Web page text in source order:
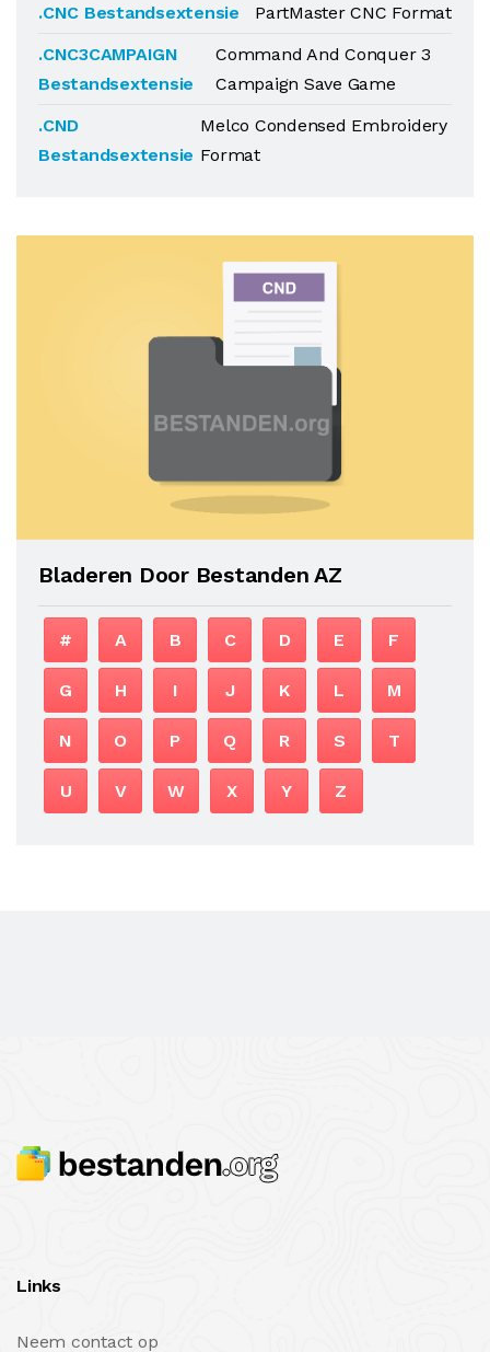
.CNC Bestandsextensie
PartMaster CNC Format
.CNC3CAMPAIGN
Bestandsextensie
Command And Conquer 3
Campaign Save Game
.CND
Bestandsextensie
Melco Condensed Embroidery
Format
Bladeren Door Bestanden AZ
# A B C D E F
G H I J K L M
N O P Q R S T
U V W X Y Z
Links
Neem contact op